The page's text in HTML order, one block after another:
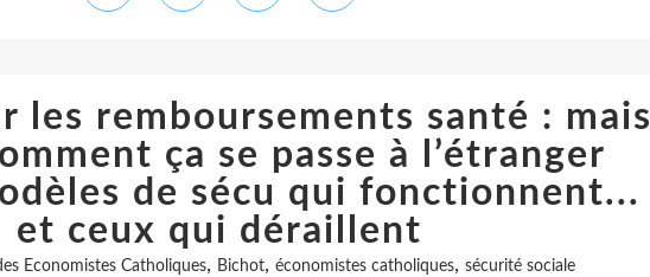
les remboursements santé : mais
ça se passe à l’étranger
de sécu qui fonctionnent...
et ceux qui déraillent
Economistes Catholiques, Bichot, économistes catholiques, sécurité sociale